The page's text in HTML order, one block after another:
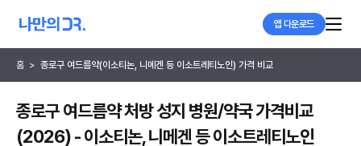
앱 다운로드
홈 > 종로구 여드름약(이소티논, 니메겐 등 이소트레티노인) 가격 비교
종로구 여드름약 처방 성지 병원/약국 가격비교
(2026) - 이소티논, 니메겐 등 이소트레티노인